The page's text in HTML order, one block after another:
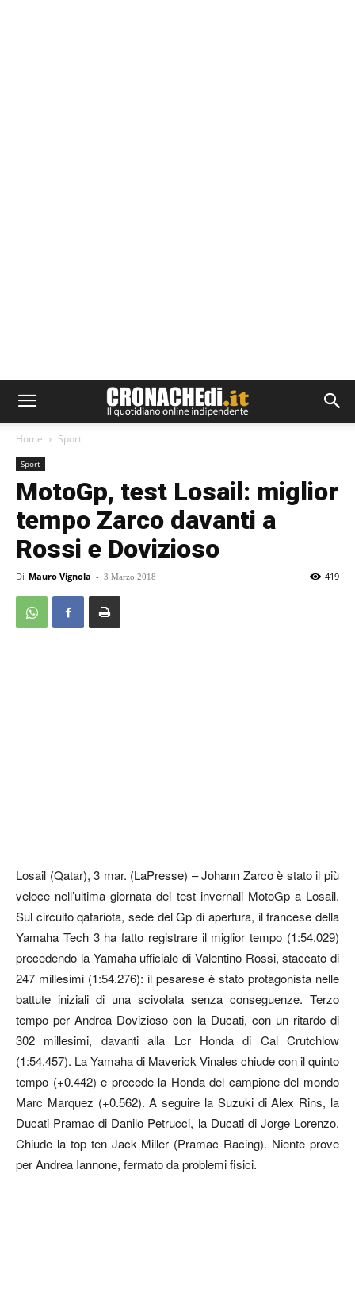
Home Sport
Sport
MotoGp, test Losail: miglior
tempo Zarco davanti a
Rossi e Dovizioso
Di Mauro Vignola - 3 Marzo 2018 419
Losail (Qatar), 3 mar. (LaPresse) – Johann Zarco è stato il più
veloce nell’ultima giornata dei test invernali MotoGp a Losail.
Sul circuito qatariota, sede del Gp di apertura, il francese della
Yamaha Tech 3 ha fatto registrare il miglior tempo (1:54.029)
precedendo la Yamaha ufficiale di Valentino Rossi, staccato di
247 millesimi (1:54.276): il pesarese è stato protagonista nelle
battute iniziali di una scivolata senza conseguenze. Terzo
tempo per Andrea Dovizioso con la Ducati, con un ritardo di
302 millesimi, davanti alla Lcr Honda di Cal Crutchlow
(1:54.457). La Yamaha di Maverick Vinales chiude con il quinto
tempo (+0.442) e precede la Honda del campione del mondo
Marc Marquez (+0.562). A seguire la Suzuki di Alex Rins, la
Ducati Pramac di Danilo Petrucci, la Ducati di Jorge Lorenzo.
Chiude la top ten Jack Miller (Pramac Racing). Niente prove
per Andrea Iannone, fermato da problemi fisici.